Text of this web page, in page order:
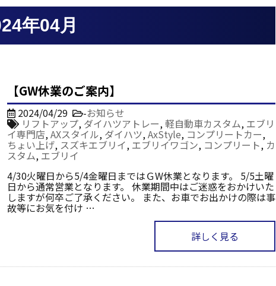
年04月
【GW休業のご案内】
2024/04/29 -お知らせ
リフトアップ, ダイハツアトレー, 軽自動車カスタム, エブリ
イ専門店,AXスタイル, ダイハツ,AxStyle, コンプリートカー,
ちょい上げ, スズキエブリイ, エブリイワゴン, コンプリート, カ
スタム, エブリイ
4/30火曜日から5/4金曜日まではＧW休業となります。 5/5土曜
日から通常営業となります。 休業期間中はご迷惑をおかけいた
しますが何卒ご了承ください。 また、お車でお出かけの際は事
故等にお気を付け …
詳しく見る